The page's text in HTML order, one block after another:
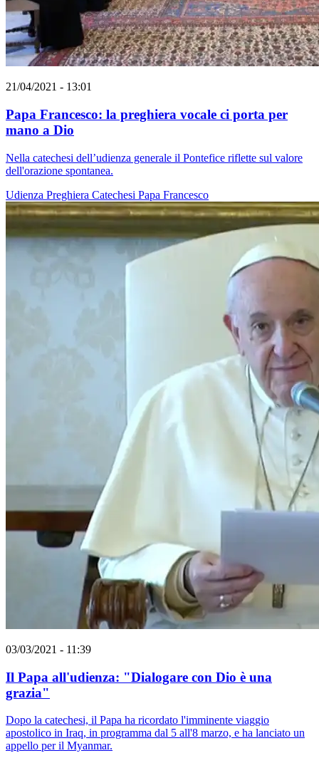
21/04/2021 - 13:01
Papa Francesco: la preghiera vocale ci porta per
mano a Dio
Nella catechesi dell’udienza generale il Pontefice riflette sul valore
dell'orazione spontanea.
Udienza Preghiera Catechesi Papa Francesco
03/03/2021 - 11:39
Il Papa all'udienza: "Dialogare con Dio è una
grazia"
Dopo la catechesi, il Papa ha ricordato l'imminente viaggio
apostolico in Iraq, in programma dal 5 all'8 marzo, e ha lanciato un
appello per il Myanmar.